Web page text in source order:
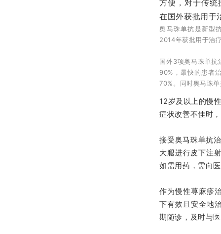
方便，对于传统
在国外获批用于
奥马珠单抗是新型
2014年获批用于治
国外3项奥马珠单抗
90%，最快的患者
70%。同时奥马珠
12岁及以上的慢
症状改善不佳时
接受奥马珠单抗
大腿进行皮下注
如需用药，需向
作为慢性荨麻疹
下有效且安全地
期随诊，及时与